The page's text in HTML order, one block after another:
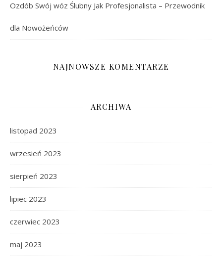
Ozdób Swój wóz Ślubny Jak Profesjonalista – Przewodnik
dla Nowożeńców
NAJNOWSZE KOMENTARZE
ARCHIWA
listopad 2023
wrzesień 2023
sierpień 2023
lipiec 2023
czerwiec 2023
maj 2023